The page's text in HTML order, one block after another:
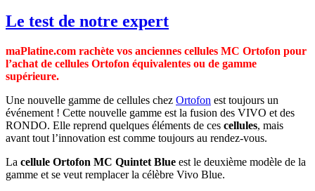
Le test de notre expert
maPlatine.com rachète vos anciennes cellules MC Ortofon pour
l’achat de cellules Ortofon équivalentes ou de gamme
supérieure.
Une nouvelle gamme de cellules chez Ortofon est toujours un
événement ! Cette nouvelle gamme est la fusion des VIVO et des
RONDO. Elle reprend quelques éléments de ces cellules, mais
avant tout l’innovation est comme toujours au rendez-vous.
La cellule Ortofon MC Quintet Blue est le deuxième modèle de la
gamme et se veut remplacer la célèbre Vivo Blue.